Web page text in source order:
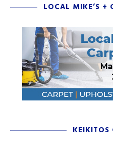
LOCAL MIKE’S +
KEIKITOS